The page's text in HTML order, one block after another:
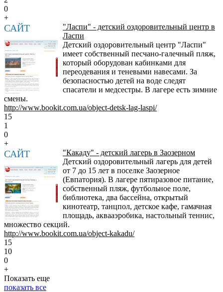
0
+
САЙТ
"Ласпи" - детский оздоровительный центр в
Ласпи
Детский оздоровительный центр "Ласпи"
имеет собственный песчано-галечный пляж,
который оборудован кабинками для
переодевания и теневыми навесами. За
безопасностью детей на воде следят
спасатели и медсестры. В лагере есть зимние
смены.
http://www.bookit.com.ua/object-detsk-lag-laspi/
15
1
0
+
САЙТ
"Какаду" - детский лагерь в Заозерном
Детский оздоровительный лагерь для детей
от 7 до 15 лет в поселке Заозерное
(Евпатория). В лагере пятиразовое питание,
собственный пляж, футбольное поле,
библиотека, два бассейна, открытый
кинотеатр, танцпол, детское кафе, гамачная
площадь, аквааэробика, настольный теннис,
множество секций.
http://www.bookit.com.ua/object-kakadu/
15
10
0
+
Показать еще
показать все